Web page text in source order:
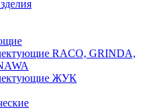
RACO, GRINDA,
ЖУК